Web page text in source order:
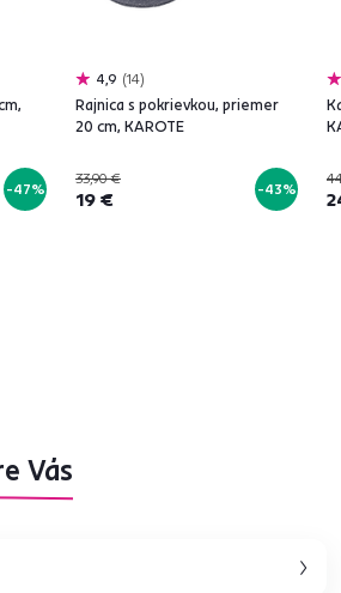
-47%
4,9 14
Rajnica s pokrievkou, priemer
20 cm, KAROTE
33,90 €
19 € -43%
Vás